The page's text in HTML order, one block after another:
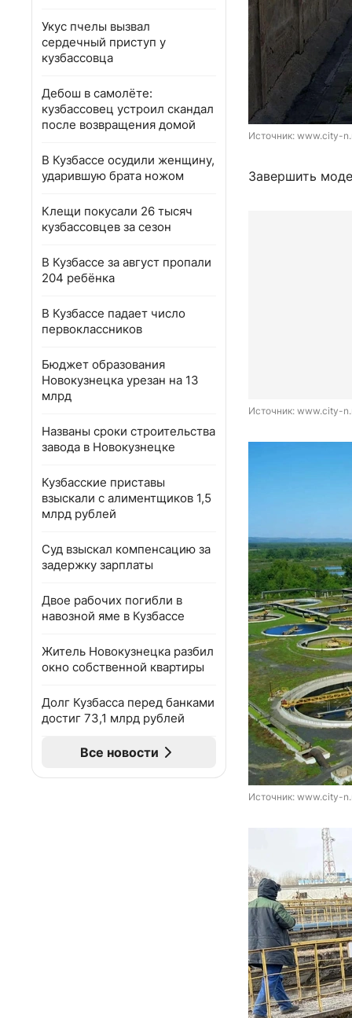
Укус пчелы вызвал
сердечный приступ у
кузбассовца
Дебош в самолёте:
кузбассовец устроил скандал
после возвращения домой
В Кузбассе осудили женщину,
ударившую брата ножом
Клещи покусали 26 тысяч
кузбассовцев за сезон
В Кузбассе за август пропали
204 ребёнка
В Кузбассе падает число
первоклассников
Бюджет образования
Новокузнецка урезан на 13
млрд
Названы сроки строительства
завода в Новокузнецке
Кузбасские приставы
взыскали с алиментщиков 1,5
млрд рублей
Суд взыскал компенсацию за
задержку зарплаты
Двое рабочих погибли в
навозной яме в Кузбассе
Житель Новокузнецка разбил
окно собственной квартиры
Долг Кузбасса перед банками
достиг 73,1 млрд рублей
Все новости
Источник: www.city-
Завершить
Источник: www.city-
Источник: www.city-